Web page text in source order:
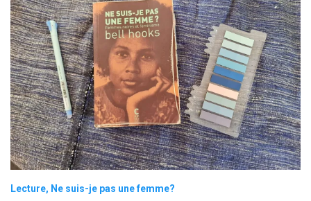
Lecture Ne suis-je pas une femme?